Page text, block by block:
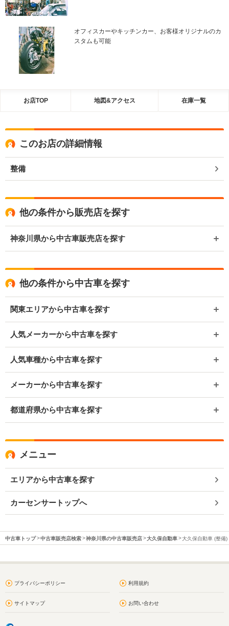
オフィスカーやキッチンカー、お客様オリジナルのカ
スタムも可能
お店TOP 地図&アクセス 在庫一覧
このお店の詳細情報
整備
他の条件から販売店を探す
神奈川県から中古車販売店を探す
他の条件から中古車を探す
関東エリアから中古車を探す
人気メーカーから中古車を探す
人気車種から中古車を探す
メーカーから中古車を探す
都道府県から中古車を探す
メニュー
エリアから中古車を探す
カーセンサートップへ
中古車トップ 中古車販売店検索 神奈川県の中古車販売店 大久保自動車 大久保自動車 (整備)
プライバシーポリシー 利用規約
サイトマップ お問い合わせ